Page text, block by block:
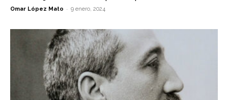
Omar López Mato - 9 enero, 2024